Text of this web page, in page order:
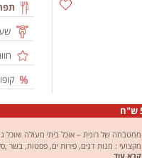
ממטבחה של רונית – אוכל ביתי מעולה ואוכל
מקצועי : מנות דגים, פירות ים, פסטות, בשר
קרא עוד